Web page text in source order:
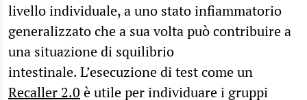
livello individuale, a uno stato infiammatorio
generalizzato che a sua volta può contribuire a
una situazione di squilibrio
intestinale. L’esecuzione di test come un
Recaller 2.0 è utile per individuare i gruppi